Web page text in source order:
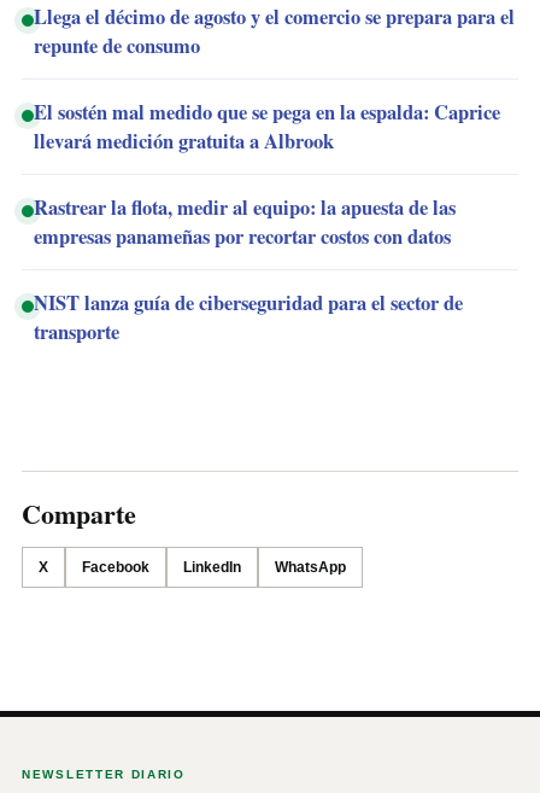
Llega el décimo de agosto y el comercio se prepara para el
repunte de consumo
El sostén mal medido que se pega en la espalda: Caprice
llevará medición gratuita a Albrook
Rastrear la flota, medir al equipo: la apuesta de las
empresas panameñas por recortar costos con datos
NIST lanza guía de ciberseguridad para el sector de
transporte
Comparte
X Facebook LinkedIn WhatsApp
NEWSLETTER DIARIO